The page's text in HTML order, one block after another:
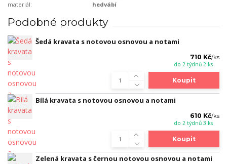
materiál:
hedvábí
Podobné produkty
Šedá kravata s notovou osnovou a notami
710 Kč/ks
do 2 týdnů 2 ks
Koupit
Bílá kravata s notovou osnovou a notami
610 Kč/ks
do 2 týdnů 3 ks
Koupit
Zelená kravata s černou notovou osnovou a notami